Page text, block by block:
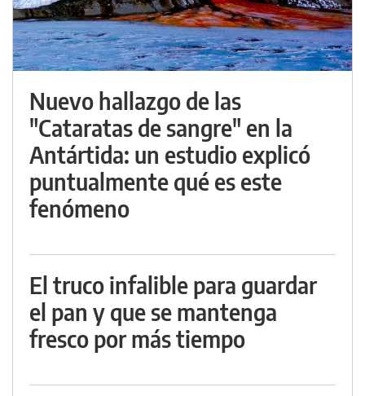
Nuevo hallazgo de las
"Cataratas de sangre" en la
Antártida: un estudio explicó
puntualmente qué es este
fenómeno
El truco infalible para guardar
el pan y que se mantenga
fresco por más tiempo